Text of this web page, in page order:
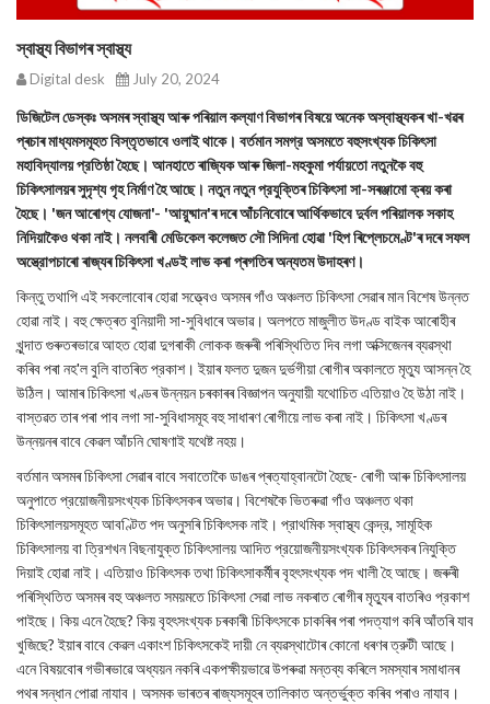
স্বাস্থ্য বিভাগৰ স্বাস্থ্য
Digital desk July 20, 2024
ডিজিটেল ডেস্কঃ অসমৰ স্বাস্থ্য আৰু পৰিয়াল কল্যাণ বিভাগৰ বিষয়ে অনেক অস্বাস্থ্যকৰ খা-খৱৰ
প্ৰচাৰ মাধ্যমসমূহত বিস্তৃতভাবে ওলাই থাকে। বর্তমান সমগ্র অসমতে বহুসংখ্যক চিকিৎসা
মহাবিদ্যালয় প্রতিষ্ঠা হৈছে। আনহাতে ৰাজ্যিক আৰু জিলা-মহকুমা পর্যায়তো নতুনকৈ বহু
চিকিৎসালয়ৰ সুদৃশ্য গৃহ নির্মাণ হৈ আছে। নতুন নতুন প্রযুক্তিৰ চিকিৎসা সা-সৰঞ্জামো ক্ৰয় কৰা
হৈছে। 'জন আৰোগ্য যোজনা'- 'আয়ুষ্মান'ৰ দৰে আঁচনিবোৰে আর্থিকভাবে দুর্বল পৰিয়ালক সকাহ
নিদিয়াকৈও থকা নাই। নলবাৰী মেডিকেল কলেজত সৌ সিদিনা হোৱা 'হিপ ৰিপ্লেচমেণ্ট'ৰ দৰে সফল
অস্ত্রোপচাৰো ৰাজ্যৰ চিকিৎসা খণ্ডই লাভ কৰা প্ৰগতিৰ অন্যতম উদাহৰণ।
কিন্তু তথাপি এই সকলোবোৰ হোৱা সত্ত্বেও অসমৰ গাঁও অঞ্চলত চিকিৎসা সেৱাৰ মান বিশেষ উন্নত
হোৱা নাই। বহু ক্ষেত্ৰত বুনিয়াদী সা-সুবিধাৰে অভাৱ। অলপতে মাজুলীত উদণ্ড বাইক আৰোহীৰ
খুন্দাত গুৰুতৰভাৱে আহত হোৱা দুগৰাকী লোকক জৰুৰী পৰিস্থিতিত দিব লগা অক্সিজেনৰ ব্যৱস্থা
কৰিব পৰা নহ'ল বুলি বাতৰিত প্রকাশ। ইয়াৰ ফলত দুজন দুৰ্ভগীয়া ৰোগীৰ অকালতে মৃত্যু আসন্ন হৈ
উঠিল। আমাৰ চিকিৎসা খণ্ডৰ উন্নয়ন চৰকাৰৰ বিজ্ঞাপন অনুযায়ী যথোচিত এতিয়াও হৈ উঠা নাই।
বাস্তৱত তাৰ পৰা পাব লগা সা-সুবিধাসমূহ বহু সাধাৰণ ৰোগীয়ে লাভ কৰা নাই। চিকিৎসা খণ্ডৰ
উন্নয়নৰ বাবে কেৱল আঁচনি ঘোষণাই যথেষ্ট নহয়।
বৰ্তমান অসমৰ চিকিৎসা সেৱাৰ বাবে সবাতোকৈ ডাঙৰ প্ৰত্যাহ্বানটো হৈছে- ৰোগী আৰু চিকিৎসালয়
অনুপাতে প্রয়োজনীয়সংখ্যক চিকিৎসকৰ অভাৱ। বিশেষকৈ ভিতৰুৱা গাঁও অঞ্চলত থকা
চিকিৎসালয়সমূহত আবণ্টিত পদ অনুসৰি চিকিৎসক নাই। প্রাথমিক স্বাস্থ্য কেন্দ্র, সামূহিক
চিকিৎসালয় বা ত্রিশখন বিছনাযুক্ত চিকিৎসালয় আদিত প্রয়োজনীয়সংখ্যক চিকিৎসকৰ নিযুক্তি
দিয়াই হোৱা নাই। এতিয়াও চিকিৎসক তথা চিকিৎসাকর্মীৰ বৃহৎসংখ্যক পদ খালী হৈ আছে। জৰুৰী
পৰিস্থিতিত অসমৰ বহু অঞ্চলত সময়মতে চিকিৎসা সেৱা লাভ নকৰাত ৰোগীৰ মৃত্যুৰ বাতৰিও প্রকাশ
পাইছে। কিয় এনে হৈছে? কিয় বৃহৎসংখ্যক চৰকাৰী চিকিৎসকে চাকৰিৰ পৰা পদত্যাগ কৰি আঁতৰি যাব
খুজিছে? ইয়াৰ বাবে কেৱল একাংশ চিকিৎসকেই দায়ী নে ব্যৱস্থাটোৰ কোনো ধৰণৰ ত্রুটী আছে।
এনে বিষয়বোৰ গভীৰভাৱে অধ্যয়ন নকৰি একপক্ষীয়ভাৱে উপৰুৱা মন্তব্য কৰিলে সমস্যাৰ সমাধানৰ
পথৰ সন্ধান পোৱা নাযাব। অসমক ভাৰতৰ ৰাজ্যসমূহৰ তালিকাত অন্তর্ভুক্ত কৰিব পৰাও নাযাব।